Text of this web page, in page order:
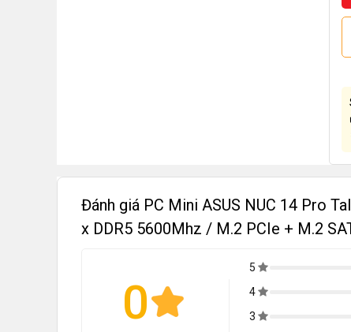
Đánh giá PC Mini ASUS NUC 14 Pro
x DDR5 5600Mhz / M.2 PCIe + M.2
0
5
4
3